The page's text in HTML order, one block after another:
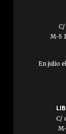
M-S
En julio
C/